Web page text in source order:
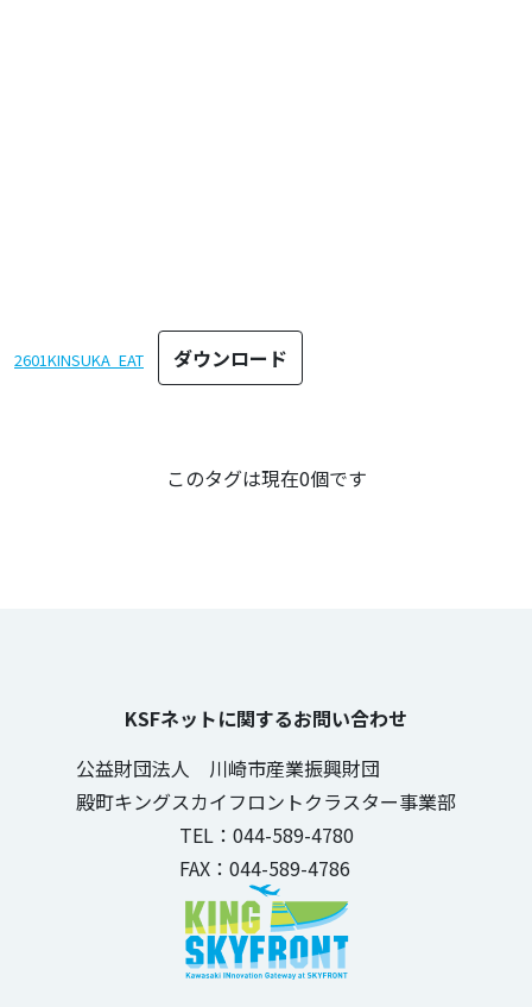
2601KINSUKA_EAT ダウンロード
この記事のタグこのタグは現在0個です
KSFネットに関するお問い合わせ
公益財団法人 川崎市産業振興財団
殿町キングスカイフロントクラスター事業部
TEL：044-589-4780
FAX：044-589-4786